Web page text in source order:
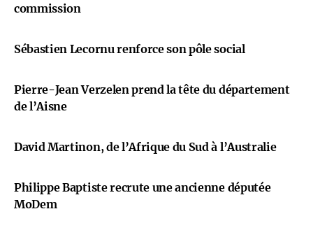
commission
Sébastien Lecornu renforce son pôle social
Pierre-Jean Verzelen prend la tête du département
de l’Aisne
David Martinon, de l’Afrique du Sud à l’Australie
Philippe Baptiste recrute une ancienne députée
MoDem